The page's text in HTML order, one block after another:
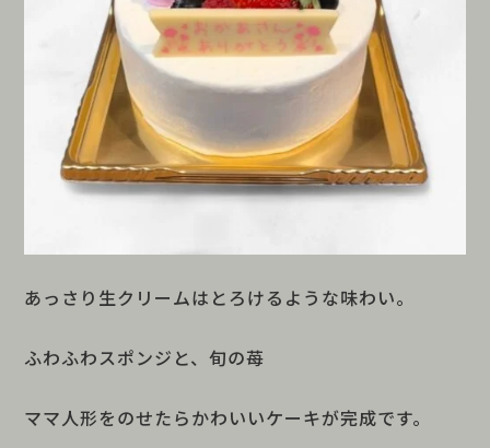
あっさり生クリームはとろけるような味わい。
ふわふわスポンジと、旬の苺
ママ人形をのせたらかわいいケーキが完成です。